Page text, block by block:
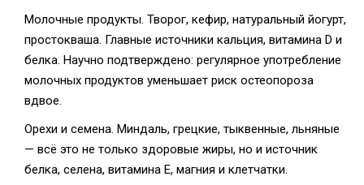
Молочные продукты. Творог, кефир, натуральный йогурт,
простокваша. Главные источники кальция, витамина D и
белка. Научно подтверждено: регулярное употребление
молочных продуктов уменьшает риск остеопороза
вдвое.
Орехи и семена. Миндаль, грецкие, тыквенные, льняные
— всё это не только здоровые жиры, но и источник
белка, селена, витамина Е, магния и клетчатки.